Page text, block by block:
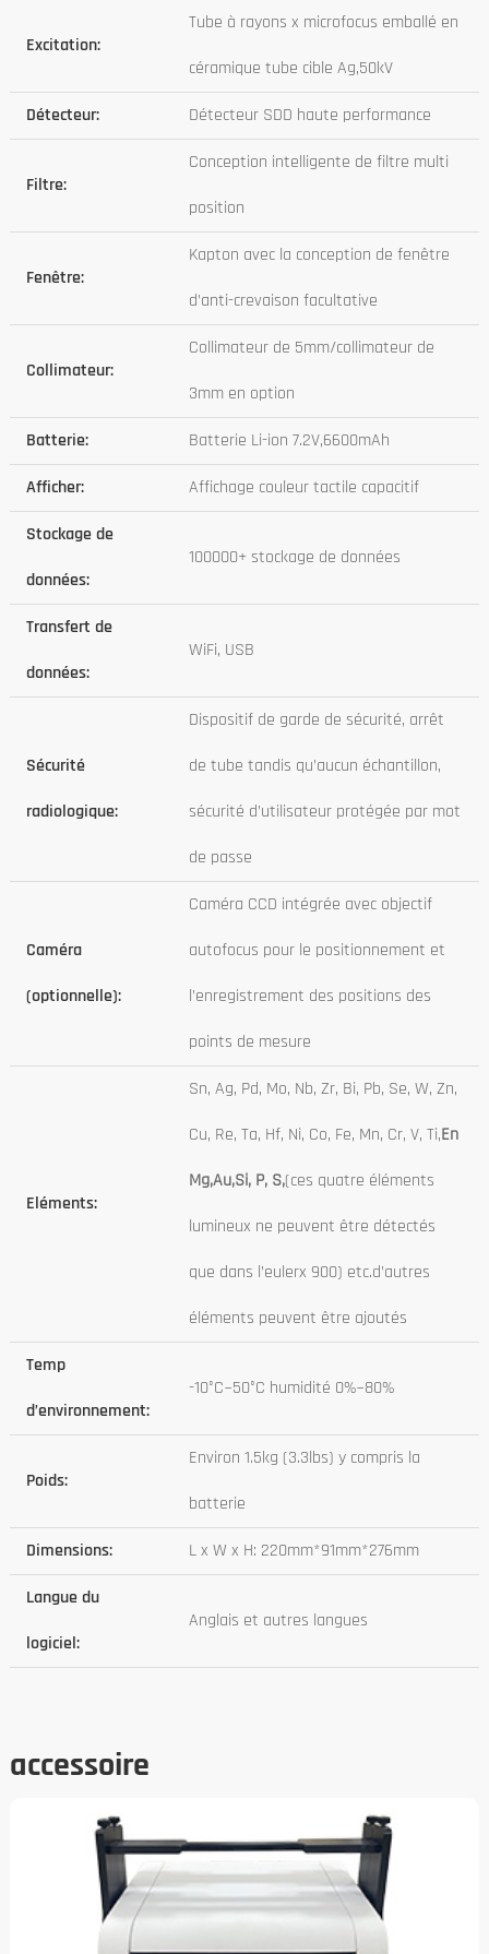
Excitation:
Tube à rayons x microfocus emballé en
céramique tube cible Ag,50kV
Détecteur: Détecteur SDD haute performance
Filtre:
Conception intelligente de filtre multi
position
Fenêtre:
Kapton avec la conception de fenêtre
d’anti-crevaison facultative
Collimateur:
Collimateur de 5mm/collimateur de
3mm en option
Batterie: Batterie Li-ion 7.2V,6600mAh
Afficher: Affichage couleur tactile capacitif
Stockage de
données:
100000+ stockage de données
Transfert de
données:
WiFi, USB
Sécurité
radiologique:
Dispositif de garde de sécurité, arrêt
de tube tandis qu’aucun échantillon,
sécurité d’utilisateur protégée par mot
de passe
Caméra
(optionnelle):
Caméra CCD intégrée avec objectif
autofocus pour le positionnement et
l’enregistrement des positions des
points de mesure
Eléments:
Sn, Ag, Pd, Mo, Nb, Zr, Bi, Pb, Se, W, Zn,
Cu, Re, Ta, Hf, Ni, Co, Fe, Mn, Cr, V, Ti,En
Mg,Au,Si, P, S,(ces quatre éléments
lumineux ne peuvent être détectés
que dans l’eulerx 900) etc.d’autres
éléments peuvent être ajoutés
Temp
d’environnement:
-10°C~50°C humidité 0%~80%
Poids:
Environ 1.5kg (3.3lbs) y compris la
batterie
Dimensions: L x W x H: 220mm*91mm*276mm
Langue du
logiciel:
Anglais et autres langues
accessoire